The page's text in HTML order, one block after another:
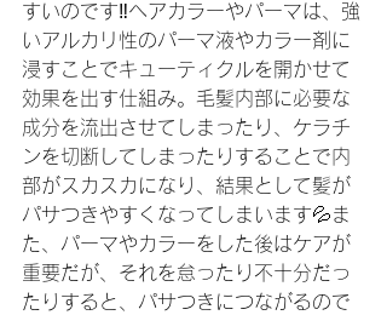
すいのです‼️ヘアカラーやパーマは、強
いアルカリ性のパーマ液やカラー剤に
浸すことでキューティクルを開かせて
効果を出す仕組み。毛髪内部に必要な
成分を流出させてしまったり、ケラチ
ンを切断してしまったりすることで内
部がスカスカになり、結果として髪が
パサつきやすくなってしまいます💦ま
た、パーマやカラーをした後はケアが
重要だが、それを怠ったり不十分だっ
たりすると、パサつきにつながるので